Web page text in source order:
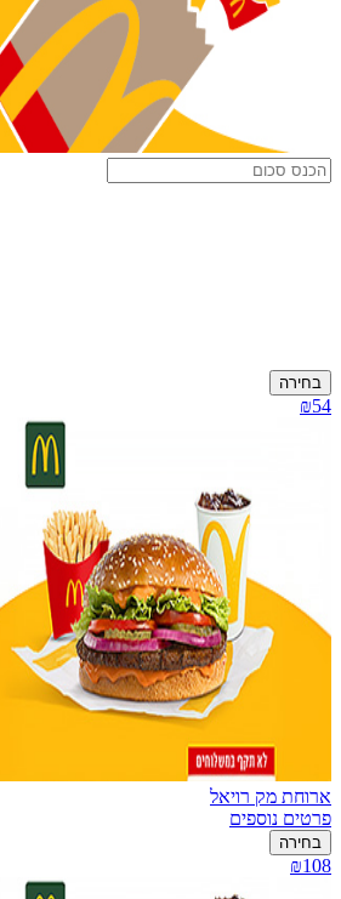
בחירה
₪54
ארוחת מק רויאל
פרטים נוספים
בחירה
₪108